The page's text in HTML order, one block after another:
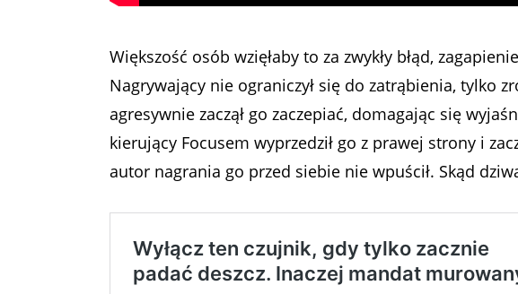
Większość osób wzięłaby to za zwykły błąd,
Nagrywający nie ograniczył się do zatrąbienia, tylko
agresywnie zaczął go zaczepiać, domagając się
kierujący Focusem wyprzedził go z prawej strony i
autor nagrania go przed siebie nie wpuścił. Skąd